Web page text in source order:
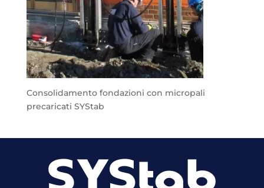
Consolidamento fondazioni con micropali
precaricati SYStab